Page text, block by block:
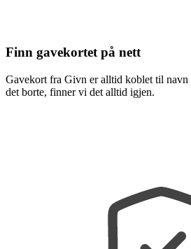
Finn gavekortet på nett
Gavekort fra Givn er alltid koblet til
det borte, finner vi det alltid igjen.